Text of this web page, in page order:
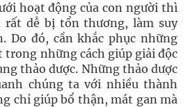
hoạt động của con người thì
rất dễ bị tổn thương, làm suy
Do đó, cần khắc phục những
những cách giúp giải độc
thảo dược. Những thảo dược
chúng ta với nhiều thành
chỉ giúp bổ thận, mát gan mà